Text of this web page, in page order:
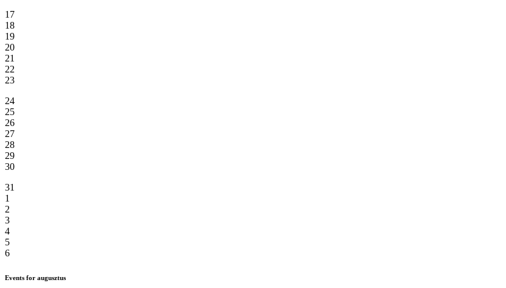
17
18
19
20
21
22
23
24
25
26
27
28
29
30
31
1
2
3
4
5
6
Events for augusztus